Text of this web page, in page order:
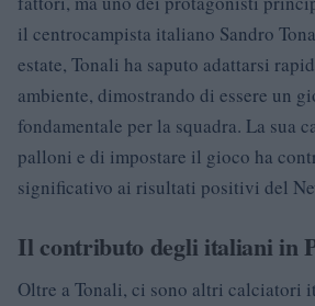
il centrocampista italiano Sandro
estate, Tonali ha saputo adattarsi
ambiente, dimostrando di essere un
fondamentale per la squadra. La sua
palloni e di impostare il gioco ha
significativo ai risultati positivi del
Il contributo degli italiani in
Oltre a Tonali, ci sono altri calciatori